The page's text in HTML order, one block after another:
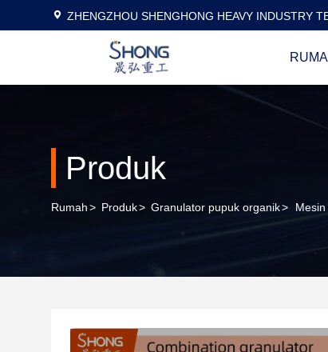
ZHENGZHOU SHENGHONG HEAVY INDUSTRY
Produk
Rumah> Produk> Granulator pupuk organik>